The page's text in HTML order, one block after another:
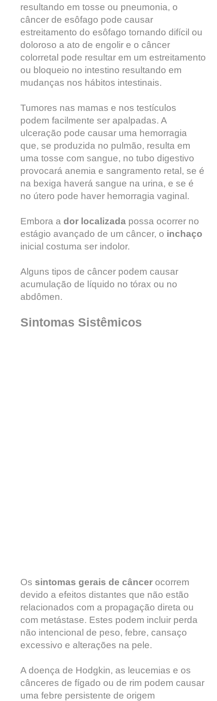
resultando em tosse ou pneumonia, o
câncer de esôfago pode causar
estreitamento do esôfago tornando difícil ou
doloroso a ato de engolir e o câncer
colorretal pode resultar em um estreitamento
ou bloqueio no intestino resultando em
mudanças nos hábitos intestinais.
Tumores nas mamas e nos testículos
podem facilmente ser apalpadas. A
ulceração pode causar uma hemorragia
que, se produzida no pulmão, resulta em
uma tosse com sangue, no tubo digestivo
provocará anemia e sangramento retal, se é
na bexiga haverá sangue na urina, e se é
no útero pode haver hemorragia vaginal.
Embora a dor localizadapossa ocorrer no
estágio avançado de um câncer, o inchaço
inicial costuma ser indolor.
Alguns tipos de câncer podem causar
acumulação de líquido no tórax ou no
abdômen.
Sintomas Sistêmicos
Os sintomas gerais de câncerocorrem
devido a efeitos distantes que não estão
relacionados com a propagação direta ou
com metástase. Estes podem incluir perda
não intencional de peso, febre, cansaço
excessivo e alterações na pele.
A doença de Hodgkin, as leucemias e os
cânceres de fígado ou de rim podem causar
uma febre persistente de origem